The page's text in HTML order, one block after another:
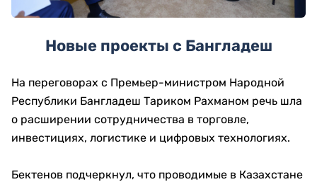
Новые проекты с Бангладеш
На переговорах с Премьер-министром Народной
Республики Бангладеш Тариком Рахманом речь шла
о расширении сотрудничества в торговле,
инвестициях, логистике и цифровых технологиях.
Бектенов подчеркнул, что проводимые в Казахстане